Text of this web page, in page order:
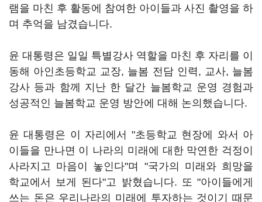
램을 마친 후 활동에 참여한 아이들과 사진 촬영을 하
며 추억을 남겼습니다.
윤 대통령은 일일 특별강사 역할을 마친 후 자리를 이
동해 아인초등학교 교장, 늘봄 전담 인력, 교사, 늘봄
강사 등과 함께 지난 한 달간 늘봄학교 운영 경험과
성공적인 늘봄학교 운영 방안에 대해 논의했습니다.
윤 대통령은 이 자리에서 "초등학교 현장에 와서 아
이들을 만나면 이 나라의 미래에 대한 막연한 걱정이
사라지고 마음이 놓인다"며 "국가의 미래와 희망을
학교에서 보게 된다"고 밝혔습니다. 또 "아이들에게
쓰는 돈은 우리나라의 미래에 투자하는 것이기 때문